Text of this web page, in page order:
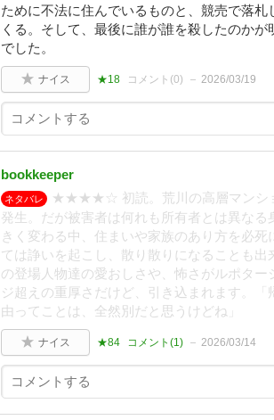
ために不法に住んでいるものと、競売で落
くる。そして、最後に誰が誰を殺したのか
でした。
ナイス ★18 コメント(0) 2026/03/19
bookkeeper
ネタバレ
★★★★☆ 初読。荒川の高層マンシ
発生。だが被害者は何れも所有者とは異な
きく変わる中、住まいや家族のあり方を必
ては諍いを起こし、散り散りになることも
の登場人物達の愛おしさや、怖さがルポタ
ジ超えの重厚さだけど、引き込まれます。
由ってことは、全然別だと思うけどね」
ナイス ★84 コメント(1) 2026/03/14